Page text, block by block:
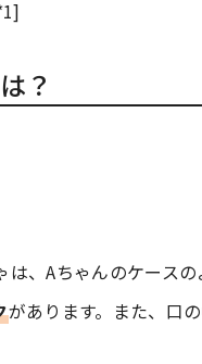
？
、Aちゃんのケース
があります。また、口